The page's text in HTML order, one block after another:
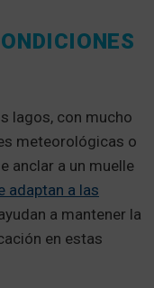
lagos, con mucho
meteorológicas o
anclar a un muelle
adaptan a las
a mantener la
en estas